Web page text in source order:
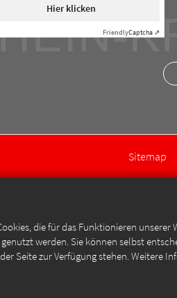
die für das Funktionieren
werden. Sie können selbst
Seite zur Verfügung stehen. Weitere
Hier klicken
FriendlyCaptcha ⇗
Sitemap